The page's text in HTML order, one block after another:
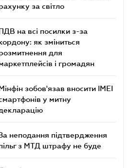
за світло
на всі посилки з-за
як зміниться
для
і громадян
зобов'язав вносити IMEI
у митну
неподання підтвердження
з МТД штрафу не буде